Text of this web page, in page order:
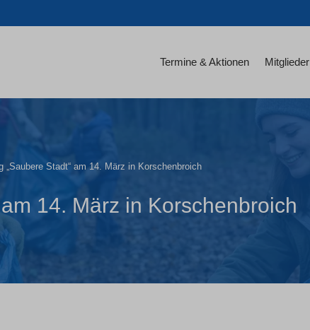
Termine & Aktionen Mitglieder
„Saubere Stadt“ am 14. März in Korschenbroich
14. März in Korschenbroich